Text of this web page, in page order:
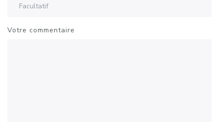
Votre commentaire